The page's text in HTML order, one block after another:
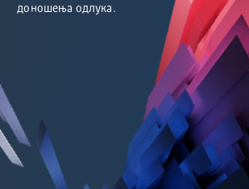
доношења одлука.